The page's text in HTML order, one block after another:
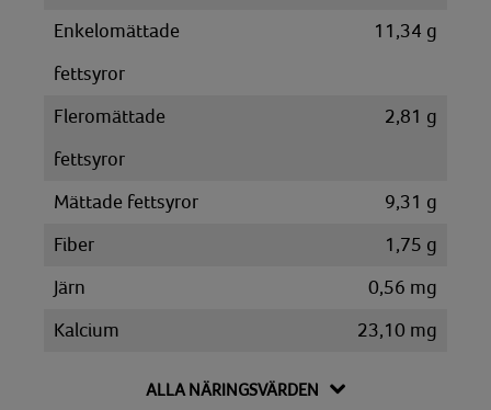
Enkelomättade
fettsyror
11,34 g
Fleromättade
fettsyror
2,81 g
Mättade fettsyror
9,31 g
Fiber
1,75 g
Järn
0,56 mg
Kalcium
23,10 mg
ALLA NÄRINGSVÄRDEN